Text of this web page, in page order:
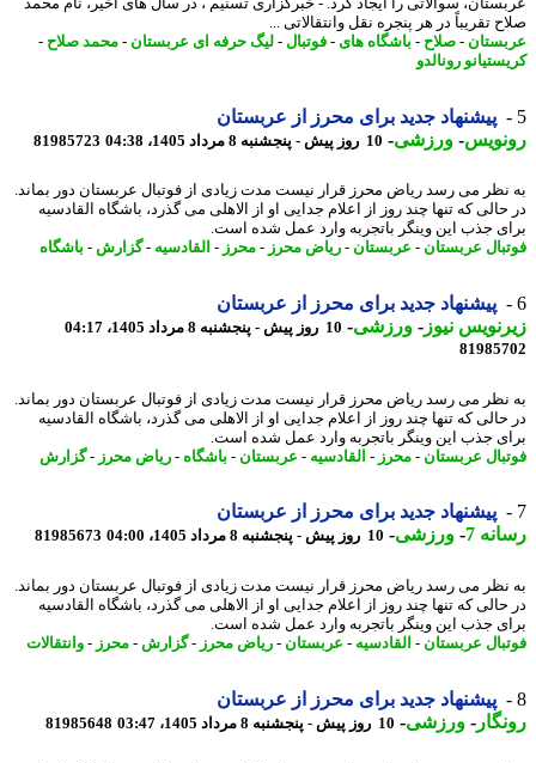
سوالاتی را ایجاد کرد. - خبرگزاری تسنیم ، در سال های اخیر، نام محمد
تقریباً در هر پنجره نقل وانتقالاتی ...
-صلاح-باشگاه های -فوتبال-لیگ حرفه ای عربستان-محمد صلاح-
رونالدو
پیشنهاد جدید برای محرز از عربستان
-ورزشی-10 روز پیش - پنجشنبه 8 مرداد 1405، 04:38 81985723
می رسد ریاض محرز قرار نیست مدت زیادی از فوتبال عربستان دور بماند.
که تنها چند روز از اعلام جدایی او از الاهلی می گذرد، باشگاه القادسیه
جذب این وینگر باتجربه وارد عمل شده است.
عربستان-عربستان-ریاض محرز-محرز-القادسیه-گزارش -باشگاه
پیشنهاد جدید برای محرز از عربستان
نیوز-ورزشی-10 روز پیش - پنجشنبه 8 مرداد 1405، 04:17
می رسد ریاض محرز قرار نیست مدت زیادی از فوتبال عربستان دور بماند.
که تنها چند روز از اعلام جدایی او از الاهلی می گذرد، باشگاه القادسیه
جذب این وینگر باتجربه وارد عمل شده است.
عربستان-محرز-القادسیه-عربستان-باشگاه-ریاض محرز-گزارش
پیشنهاد جدید برای محرز از عربستان
7
-ورزشی-10 روز پیش - پنجشنبه 8 مرداد 1405، 04:00 81985673
می رسد ریاض محرز قرار نیست مدت زیادی از فوتبال عربستان دور بماند.
که تنها چند روز از اعلام جدایی او از الاهلی می گذرد، باشگاه القادسیه
جذب این وینگر باتجربه وارد عمل شده است.
عربستان-القادسیه-عربستان-ریاض محرز-گزارش -محرز-وانتقالات
پیشنهاد جدید برای محرز از عربستان
-ورزشی-10 روز پیش - پنجشنبه 8 مرداد 1405، 03:47 81985648